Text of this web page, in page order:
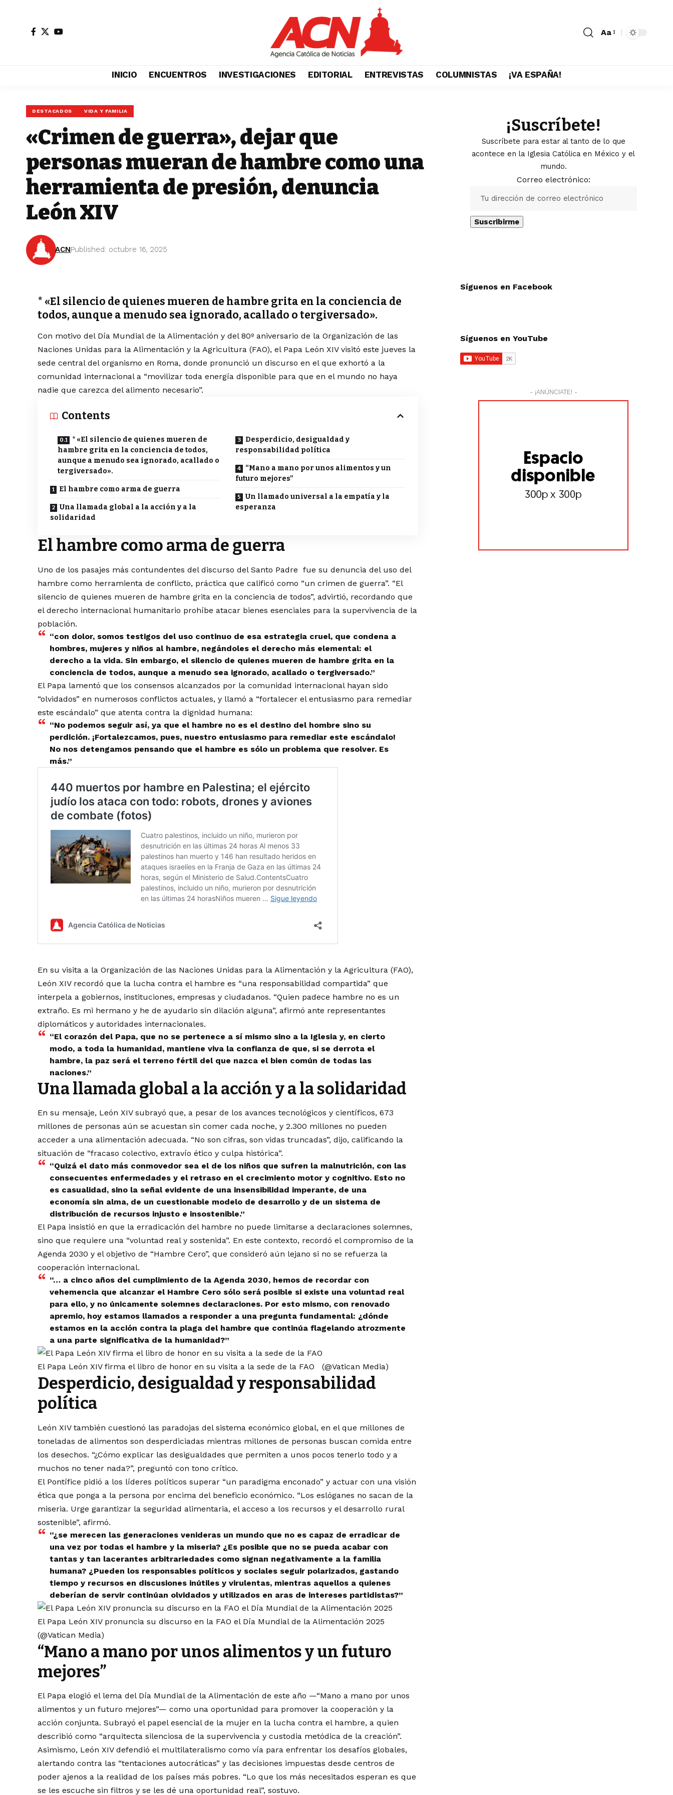
Aa
INICIO ENCUENTROS INVESTIGACIONES EDITORIAL ENTREVISTAS COLUMNISTAS ¡VA ESPAÑA!
DESTACADOS VIDA Y FAMILIA
«Crimen de guerra», dejar que
personas mueran de hambre como una
herramienta de presión, denuncia
León XIV
ACNPublished: octubre 16, 2025
* «El silencio de quienes mueren de hambre grita en la conciencia de
todos, aunque a menudo sea ignorado, acallado o tergiversado».
Con motivo del Día Mundial de la Alimentación y del 80º aniversario de la Organización de las
Naciones Unidas para la Alimentación y la Agricultura (FAO), el Papa León XIV visitó este jueves la
sede central del organismo en Roma, donde pronunció un discurso en el que exhortó a la
comunidad internacional a “movilizar toda energía disponible para que en el mundo no haya
nadie que carezca del alimento necesario”.
Contents
* «El silencio de quienes mueren de
hambre grita en la conciencia de todos,
aunque a menudo sea ignorado, acallado o
tergiversado».
El hambre como arma de guerra
Una llamada global a la acción y a la
solidaridad
Desperdicio, desigualdad y
responsabilidad política
“Mano a mano por unos alimentos y un
futuro mejores”
Un llamado universal a la empatía y la
esperanza
El hambre como arma de guerra
Uno de los pasajes más contundentes del discurso del Santo Padre fue su denuncia del uso del
hambre como herramienta de conflicto, práctica que calificó como “un crimen de guerra”. “El
silencio de quienes mueren de hambre grita en la conciencia de todos”, advirtió, recordando que
el derecho internacional humanitario prohíbe atacar bienes esenciales para la supervivencia de la
población.
“con dolor, somos testigos del uso continuo de esa estrategia cruel, que condena a
hombres, mujeres y niños al hambre, negándoles el derecho más elemental: el
derecho a la vida. Sin embargo, el silencio de quienes mueren de hambre grita en la
conciencia de todos, aunque a menudo sea ignorado, acallado o tergiversado.”
El Papa lamentó que los consensos alcanzados por la comunidad internacional hayan sido
“olvidados” en numerosos conflictos actuales, y llamó a “fortalecer el entusiasmo para remediar
este escándalo” que atenta contra la dignidad humana:
“No podemos seguir así, ya que el hambre no es el destino del hombre sino su
perdición. ¡Fortalezcamos, pues, nuestro entusiasmo para remediar este escándalo!
No nos detengamos pensando que el hambre es sólo un problema que resolver. Es
más.”
En su visita a la Organización de las Naciones Unidas para la Alimentación y la Agricultura (FAO),
León XIV recordó que la lucha contra el hambre es “una responsabilidad compartida” que
interpela a gobiernos, instituciones, empresas y ciudadanos. “Quien padece hambre no es un
extraño. Es mi hermano y he de ayudarlo sin dilación alguna”, afirmó ante representantes
diplomáticos y autoridades internacionales.
“El corazón del Papa, que no se pertenece a sí mismo sino a la Iglesia y, en cierto
modo, a toda la humanidad, mantiene viva la confianza de que, si se derrota el
hambre, la paz será el terreno fértil del que nazca el bien común de todas las
naciones.”
Una llamada global a la acción y a la solidaridad
En su mensaje, León XIV subrayó que, a pesar de los avances tecnológicos y científicos, 673
millones de personas aún se acuestan sin comer cada noche, y 2.300 millones no pueden
acceder a una alimentación adecuada. “No son cifras, son vidas truncadas”, dijo, calificando la
situación de “fracaso colectivo, extravío ético y culpa histórica”.
“Quizá el dato más conmovedor sea el de los niños que sufren la malnutrición, con las
consecuentes enfermedades y el retraso en el crecimiento motor y cognitivo. Esto no
es casualidad, sino la señal evidente de una insensibilidad imperante, de una
economía sin alma, de un cuestionable modelo de desarrollo y de un sistema de
distribución de recursos injusto e insostenible.”
El Papa insistió en que la erradicación del hambre no puede limitarse a declaraciones solemnes,
sino que requiere una “voluntad real y sostenida”. En este contexto, recordó el compromiso de la
Agenda 2030 y el objetivo de “Hambre Cero”, que consideró aún lejano si no se refuerza la
cooperación internacional.
“… a cinco años del cumplimiento de la Agenda 2030, hemos de recordar con
vehemencia que alcanzar el Hambre Cero sólo será posible si existe una voluntad real
para ello, y no únicamente solemnes declaraciones. Por esto mismo, con renovado
apremio, hoy estamos llamados a responder a una pregunta fundamental: ¿dónde
estamos en la acción contra la plaga del hambre que continúa flagelando atrozmente
a una parte significativa de la humanidad?”
El Papa León XIV firma el libro de honor en su visita a la sede de la FAO (@Vatican Media)
Desperdicio, desigualdad y responsabilidad
política
León XIV también cuestionó las paradojas del sistema económico global, en el que millones de
toneladas de alimentos son desperdiciadas mientras millones de personas buscan comida entre
los desechos. “¿Cómo explicar las desigualdades que permiten a unos pocos tenerlo todo y a
muchos no tener nada?”, preguntó con tono crítico.
El Pontífice pidió a los líderes políticos superar “un paradigma enconado” y actuar con una visión
ética que ponga a la persona por encima del beneficio económico. “Los eslóganes no sacan de la
miseria. Urge garantizar la seguridad alimentaria, el acceso a los recursos y el desarrollo rural
sostenible”, afirmó.
“¿se merecen las generaciones venideras un mundo que no es capaz de erradicar de
una vez por todas el hambre y la miseria? ¿Es posible que no se pueda acabar con
tantas y tan lacerantes arbitrariedades como signan negativamente a la familia
humana? ¿Pueden los responsables políticos y sociales seguir polarizados, gastando
tiempo y recursos en discusiones inútiles y virulentas, mientras aquellos a quienes
deberían de servir continúan olvidados y utilizados en aras de intereses partidistas?”
El Papa León XIV pronuncia su discurso en la FAO el Día Mundial de la Alimentación 2025
(@Vatican Media)
“Mano a mano por unos alimentos y un futuro
mejores”
El Papa elogió el lema del Día Mundial de la Alimentación de este año —“Mano a mano por unos
alimentos y un futuro mejores”— como una oportunidad para promover la cooperación y la
acción conjunta. Subrayó el papel esencial de la mujer en la lucha contra el hambre, a quien
describió como “arquitecta silenciosa de la supervivencia y custodia metódica de la creación”.
Asimismo, León XIV defendió el multilateralismo como vía para enfrentar los desafíos globales,
alertando contra las “tentaciones autocráticas” y las decisiones impuestas desde centros de
poder ajenos a la realidad de los países más pobres. “Lo que los más necesitados esperan es que
se les escuche sin filtros y se les dé una oportunidad real”, sostuvo.
¡Suscríbete!
Suscríbete para estar al tanto de lo que
acontece en la Iglesia Católica en México y el
mundo.
Correo electrónico:
Síguenos en Facebook
Síguenos en YouTube
- ¡ANÚNCIATE! -